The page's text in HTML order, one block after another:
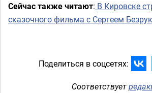
Сейчас также читают: В Кировске
сказочного фильма с Сергеем
Поделиться в соцсетях:
Соответствует